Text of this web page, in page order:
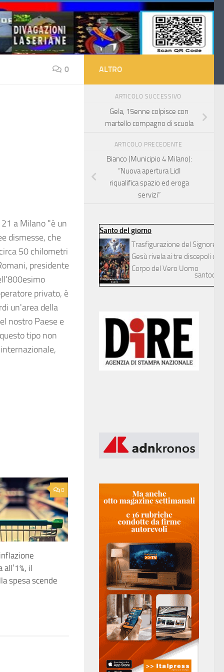
0
a Milano "è un
dismesse, che
50 chilometri
presidente
privato, è
un'area della
nostro Paese e
tipo non
0
il
spesa scende
ALTRO
ARTICOLO SUCCESSIVO
Gela, 15enne colpisce con
martello compagno di scuola
ARTICOLO PRECEDENTE
Bianco (Municipio 4 Milano):
“Nuova apertura Lidl
riqualifica spazio ed eroga
servizi”
Santo del giorno
Trasfigurazione del Signore
Gesù rivela ai tre discepoli
Corpo del Vero Uomo